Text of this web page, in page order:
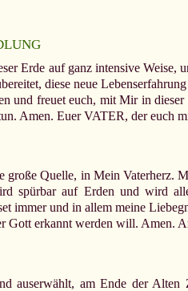
Erde auf ganz intensive
diese neue
und freuet euch, mit Mir in
Amen. Euer VATER, der euch
Quelle, in Mein Vaterherz.
spürbar auf Erden und wird
immer und in allem meine
Gott erkannt werden will. Amen.
auserwählt, am Ende der